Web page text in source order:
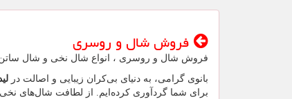
فروش شال و روسری
فروش شال و روسری ، انواع شال نخی و شال
بانوی گرامی، به دنیای بی‌کران زیبایی و اصالت در
برای شما گردآوری کرده‌ایم. از لطافت شال‌های